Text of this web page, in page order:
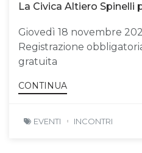
La Civica Altiero Spinelli
Giovedì 18 novembre
Registrazione
gratuita
CONTINUA
EVENTI INCONTRI